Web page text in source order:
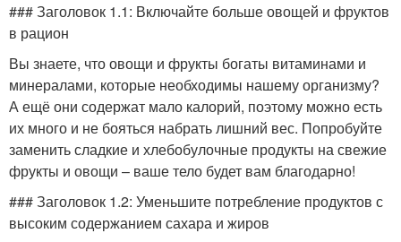
### Заголовок 1.1: Включайте больше овощей и фруктов
в рацион
Вы знаете, что овощи и фрукты богаты витаминами и
минералами, которые необходимы нашему организму?
А ещё они содержат мало калорий, поэтому можно есть
их много и не бояться набрать лишний вес. Попробуйте
заменить сладкие и хлебобулочные продукты на свежие
фрукты и овощи – ваше тело будет вам благодарно!
### Заголовок 1.2: Уменьшите потребление продуктов с
высоким содержанием сахара и жиров